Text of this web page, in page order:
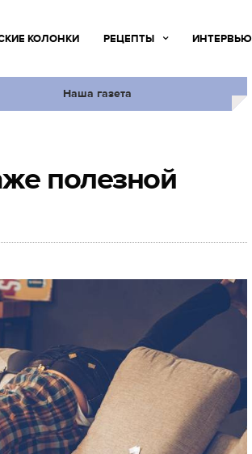
КОЛОНКИ РЕЦЕПТЫ ИНТЕРВЬЮ
Наша газета
полезной